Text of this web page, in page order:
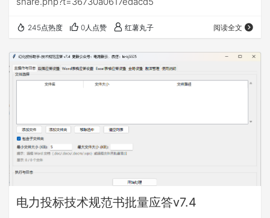
245点热度 0人点赞 红薯丸子 阅读全文
电力投标技术规范书批量应答v7.4